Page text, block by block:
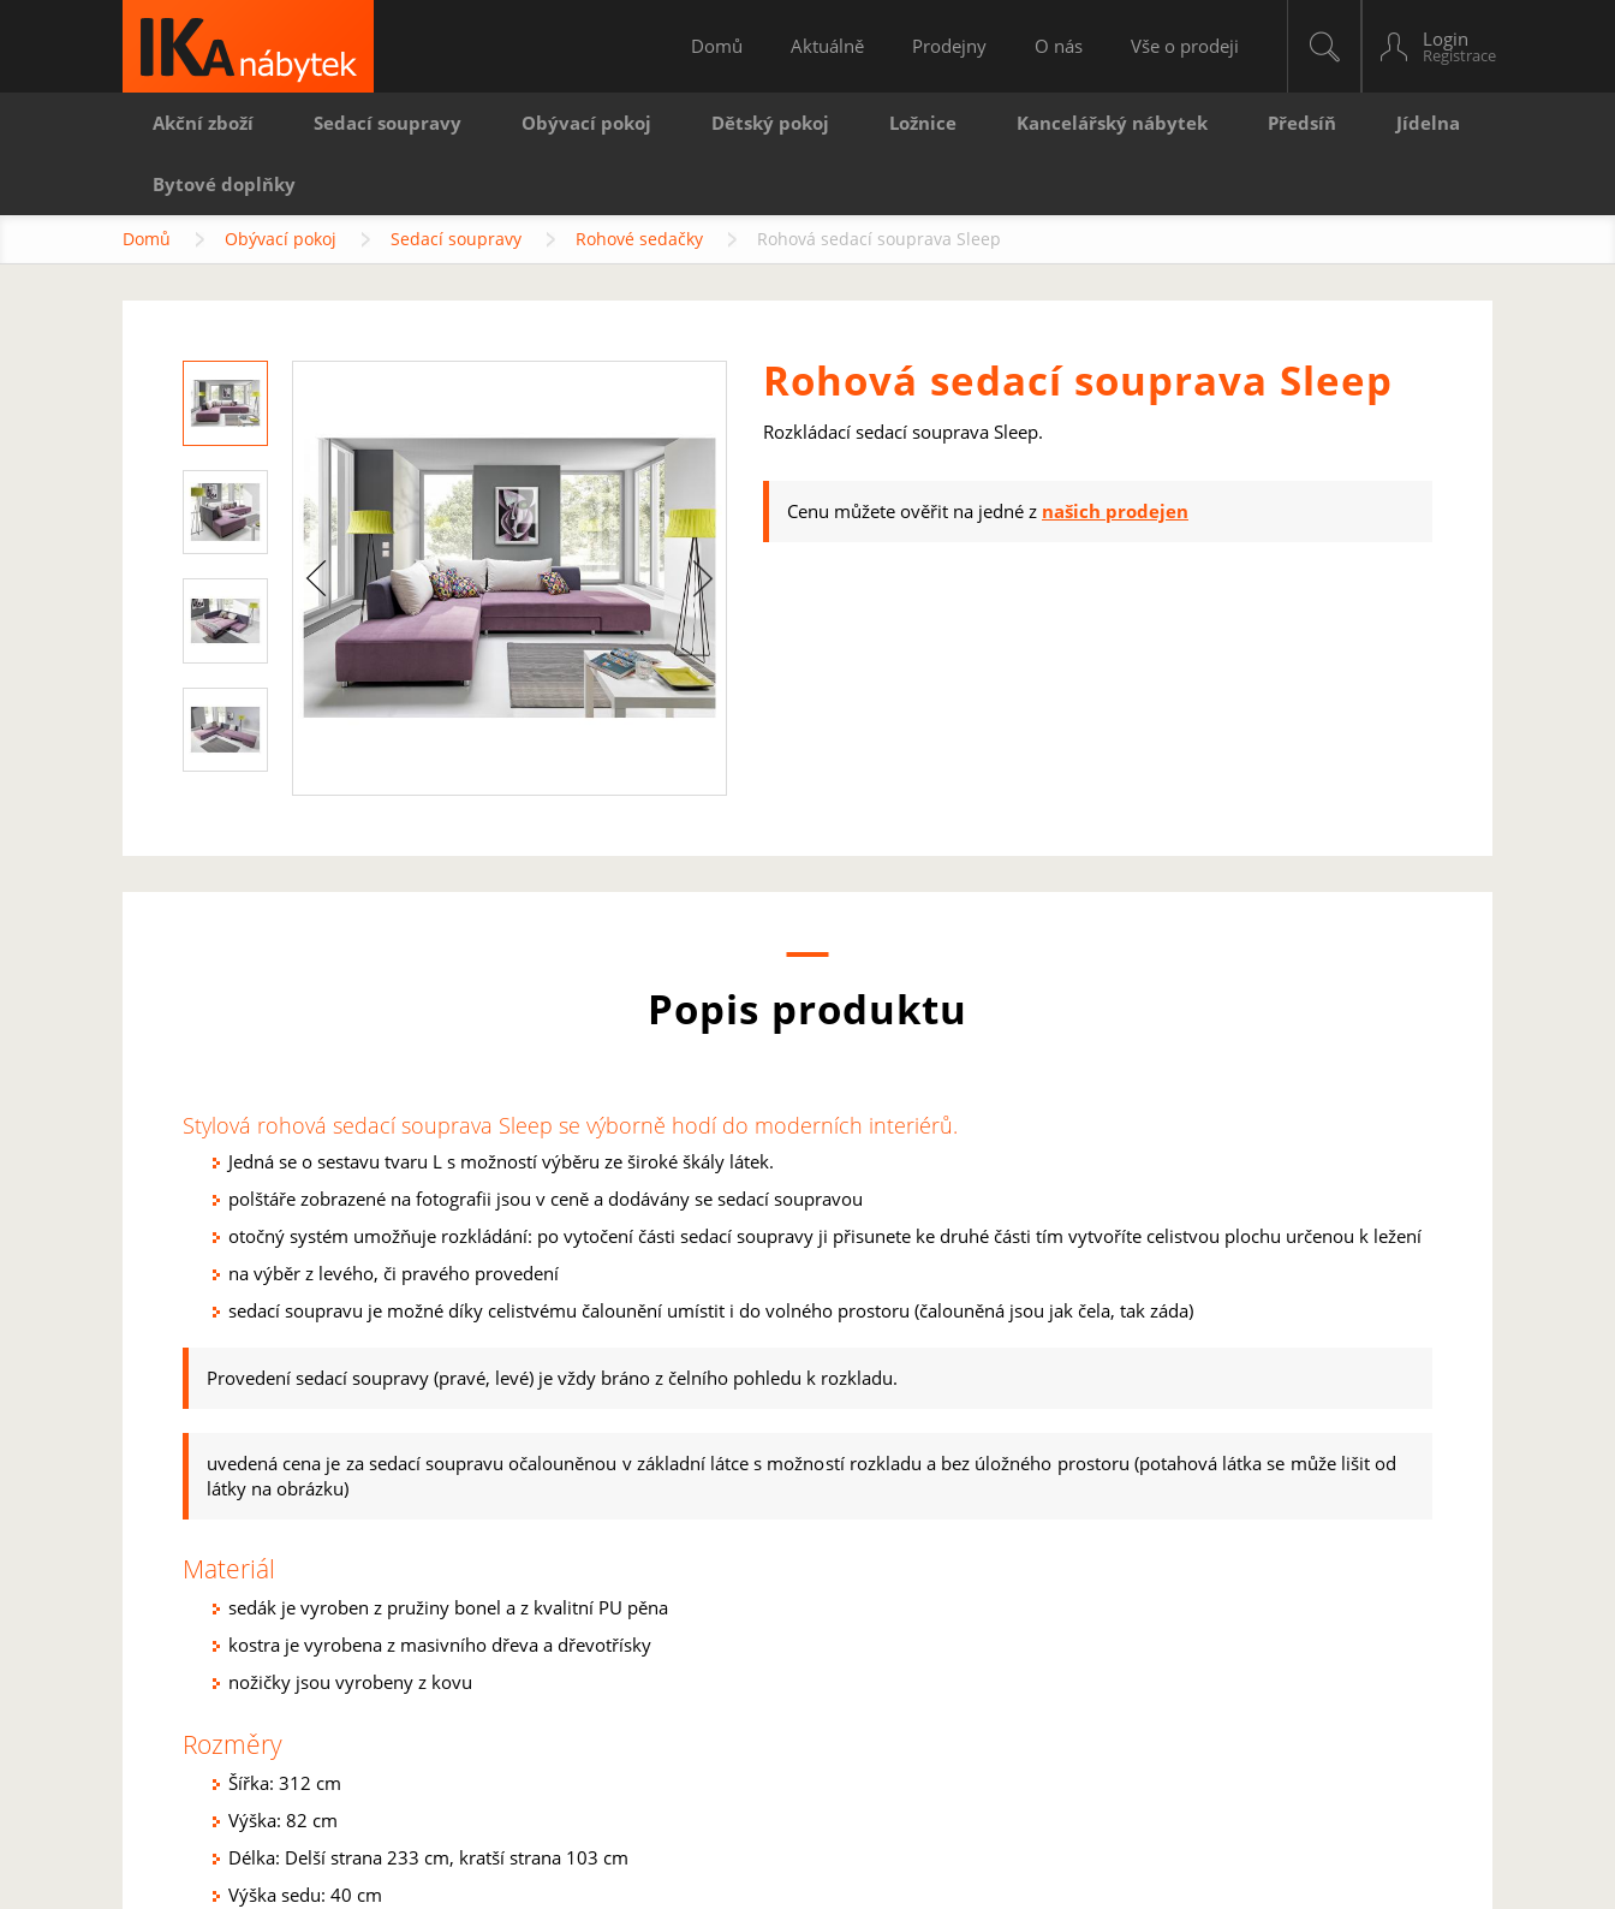
Login
Domů Aktuálně Prodejny O nás Vše o prodeji
Akční zboží Sedací soupravy Obývací pokoj Dětský pokoj Ložnice Kancelářský nábytek Předsíň Jídelna
Bytové doplňky
Domů Obývací pokoj Sedací soupravy Rohové sedačky Rohová sedací souprava Sleep
Rohová sedací souprava Sleep
Rozkládací sedací souprava Sleep.
Cenu můžete ověřit na jedné z našich prodejen
Popis produktu
Stylová rohová sedací souprava Sleep se výborně hodí do moderních interiérů.
Jedná se o sestavu tvaru L s možností výběru ze široké škály látek.
polštáře zobrazené na fotografii jsou v ceně a dodávány se sedací soupravou
otočný systém umožňuje rozkládání: po vytočení části sedací soupravy ji přisunete ke druhé části tím vytvoříte celistvou plochu určenou k ležení
na výběr z levého, či pravého provedení
sedací soupravu je možné díky celistvému čalounění umístit i do volného prostoru (čalouněná jsou jak čela, tak záda)
Provedení sedací soupravy (pravé, levé) je vždy bráno z čelního pohledu k rozkladu.
uvedená cena je za sedací soupravu očalouněnou v základní látce s možností rozkladu a bez úložného prostoru (potahová látka se může lišit od
látky na obrázku)
Materiál
sedák je vyroben z pružiny bonel a z kvalitní PU pěna
kostra je vyrobena z masivního dřeva a dřevotřísky
nožičky jsou vyrobeny z kovu
Rozměry
Šířka: 312 cm
Výška: 82 cm
Délka: Delší strana 233 cm, kratší strana 103 cm
Výška sedu: 40 cm